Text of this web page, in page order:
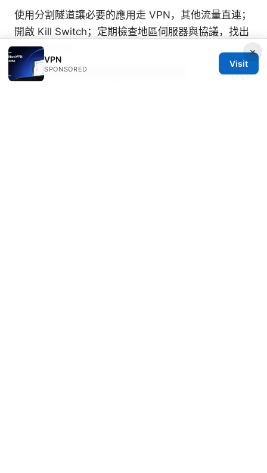
使用分割隧道讓必要的應用走 VPN，其他流量直連；
開啟 Kill Switch；定期檢查地區伺服器與協議，找出
最穩定的組合。
VPN 是否會影響電量與裝置效能？
×
VPN
SPONSORED
Visit